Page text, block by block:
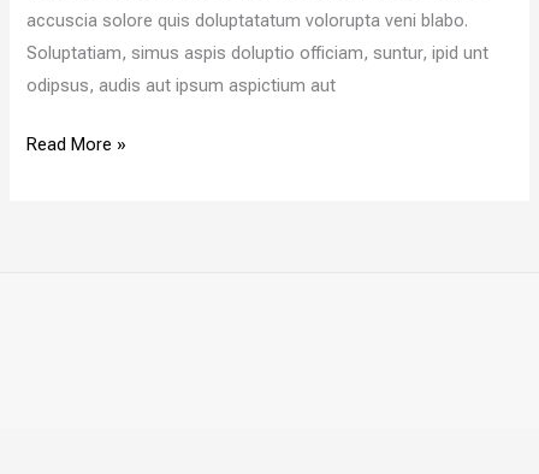
accuscia solore quis doluptatatum volorupta veni blabo.
Soluptatiam, simus aspis doluptio officiam, suntur, ipid unt
odipsus, audis aut ipsum aspictium aut
Read More »